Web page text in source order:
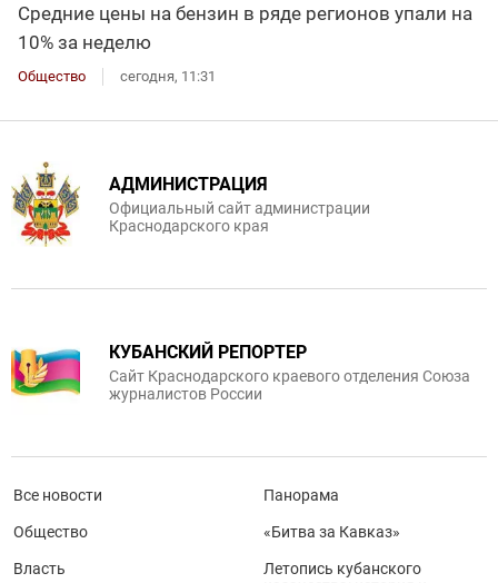
Средние цены на бензин в ряде регионов упали на
10% за неделю
Общество сегодня, 11:31
АДМИНИСТРАЦИЯ
Официальный сайт администрации
Краснодарского края
КУБАНСКИЙ РЕПОРТЕР
Сайт Краснодарского краевого отделения Союза
журналистов России
Все новости
Общество
Власть
Панорама
«Битва за Кавказ»
Летопись кубанского